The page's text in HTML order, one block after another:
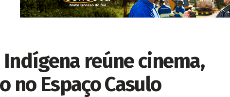
reúne cinema,
no Espaço Casulo